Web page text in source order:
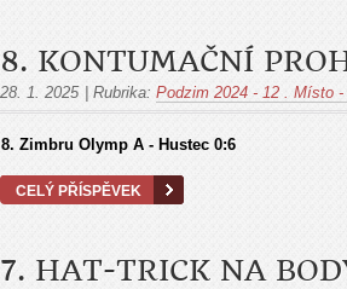
8. KONTUMAČNÍ
28. 1. 2025 Rubrika: Podzim 2024 - 12 . Místo -
8. Zimbru Olymp A - Hustec 0:6
CELÝ PŘÍSPĚVEK
7. HAT-TRICK NA